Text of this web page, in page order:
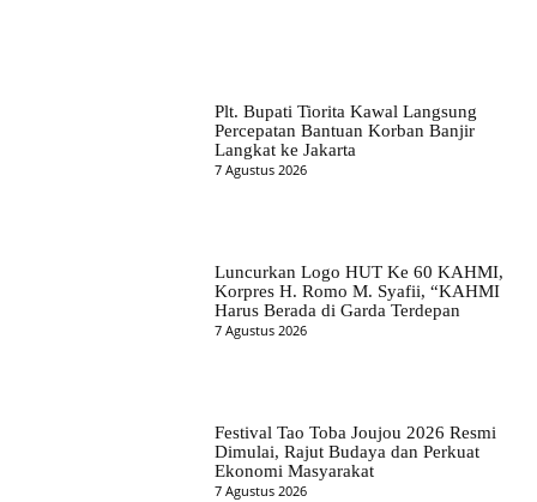
Plt. Bupati Tiorita Kawal Langsung
Percepatan Bantuan Korban Banjir
Langkat ke Jakarta
7 Agustus 2026
Luncurkan Logo HUT Ke 60 KAHMI,
Korpres H. Romo M. Syafii, “KAHMI
Harus Berada di Garda Terdepan
7 Agustus 2026
Festival Tao Toba Joujou 2026 Resmi
Dimulai, Rajut Budaya dan Perkuat
Ekonomi Masyarakat
7 Agustus 2026